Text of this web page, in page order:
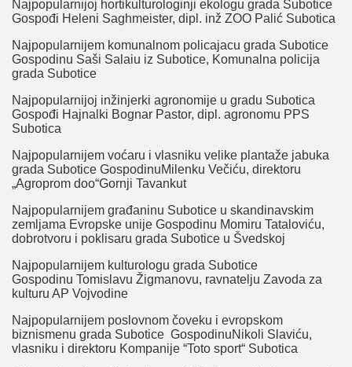
Najpopularnijoj hortikulturologinji ekologu grada Subotice
Gospođi Heleni Saghmeister, dipl. inž ZOO Palić Subotica
Najpopularnijem komunalnom policajacu grada Subotice
Gospodinu Saši Salaiu iz Subotice, Komunalna policija
grada Subotice
Najpopularnijoj inžinjerki agronomije u gradu Subotica
Gospođi Hajnalki Bognar Pastor, dipl. agronomu PPS
Subotica
Najpopularnijem voćaru i vlasniku velike plantaže jabuka
grada Subotice GospodinuMilenku Večiću, direktoru
„Agroprom doo“Gornji Tavankut
Najpopularnijem građaninu Subotice u skandinavskim
zemljama Evropske unije Gospodinu Momiru Tataloviću,
dobrotvoru i poklisaru grada Subotice u Švedskoj
Najpopularnijem kulturologu grada Subotice
Gospodinu Tomislavu Žigmanovu, ravnatelju Zavoda za
kulturu AP Vojvodine
Najpopularnijem poslovnom čoveku i evropskom
biznismenu grada Subotice GospodinuNikoli Slaviću,
vlasniku i direktoru Kompanije “Toto sport“ Subotica